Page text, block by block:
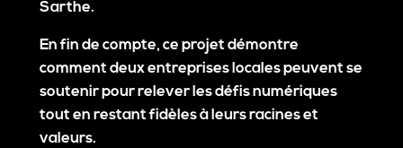
Sarthe.
En fin de compte, ce projet démontre
comment deux entreprises locales peuvent se
soutenir pour relever les défis numériques
tout en restant fidèles à leurs racines et
valeurs.